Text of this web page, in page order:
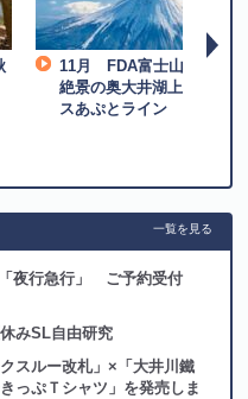
11月 FDA富士山遊覧飛
絶景の奥大井湖上駅 南ア
スあぷとライン
一覧を見る
夜行急行」 ご予約受付
みSL自由研究
スルー改札」×「大井川鐵
っぷＴシャツ」を発売しま